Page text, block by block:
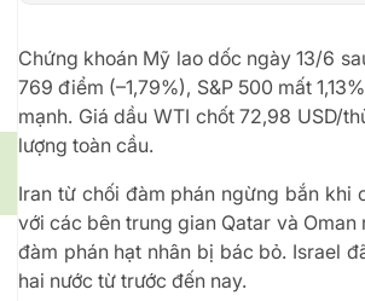
Chứng khoán Mỹ lao dốc ngày 13/6
769 điểm (–1,79%), S&P 500 mất
mạnh. Giá dầu WTI chốt 72,98 USD/
lượng toàn cầu.
Iran từ chối đàm phán ngừng bắn khi
với các bên trung gian Qatar và
đàm phán hạt nhân bị bác bỏ. Israel
hai nước từ trước đến nay.